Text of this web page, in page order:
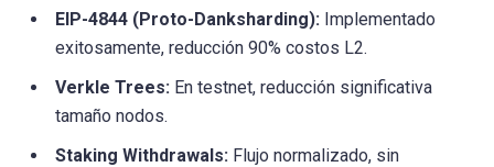
EIP-4844 (Proto-Danksharding): Implementado
exitosamente, reducción 90% costos L2.
Verkle Trees: En testnet, reducción significativa
tamaño nodos.
Staking Withdrawals: Flujo normalizado, sin